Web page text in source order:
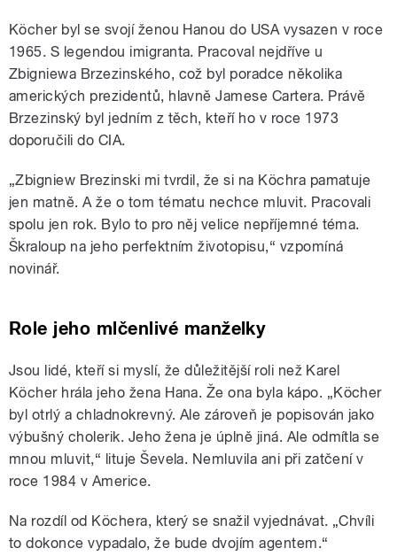
Köcher byl se svojí ženou Hanou do USA vysazen v roce
1965. S legendou imigranta. Pracoval nejdříve u
Zbigniewa Brzezinského, což byl poradce několika
amerických prezidentů, hlavně Jamese Cartera. Právě
Brzezinský byl jedním z těch, kteří ho v roce 1973
doporučili do CIA.
„Zbigniew Brezinski mi tvrdil, že si na Köchra pamatuje
jen matně. A že o tom tématu nechce mluvit. Pracovali
spolu jen rok. Bylo to pro něj velice nepříjemné téma.
Škraloup na jeho perfektním životopisu,“ vzpomíná
novinář.
Role jeho mlčenlivé manželky
Jsou lidé, kteří si myslí, že důležitější roli než Karel
Köcher hrála jeho žena Hana. Že ona byla kápo. „Köcher
byl otrlý a chladnokrevný. Ale zároveň je popisován jako
výbušný cholerik. Jeho žena je úplně jiná. Ale odmítla se
mnou mluvit,“ lituje Ševela. Nemluvila ani při zatčení v
roce 1984 v Americe.
Na rozdíl od Köchera, který se snažil vyjednávat. „Chvíli
to dokonce vypadalo, že bude dvojím agentem.“